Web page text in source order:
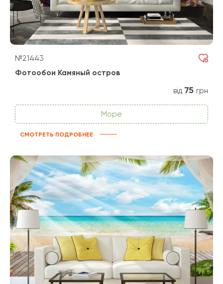
№21443
Фотообои Камяный остров
від 75 грн
Море
СМОТРЕТЬ ПОДРОБНЕЕ